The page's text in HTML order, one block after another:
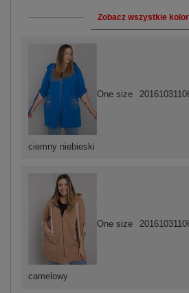
Zobacz wszystkie
camelowy
One size
ciemny niebieski
One size